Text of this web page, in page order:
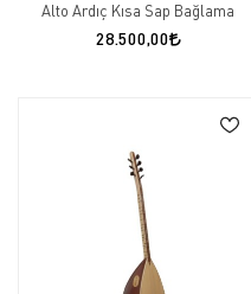
Alto Ardıç Kısa Sap Bağlama
28.500,00